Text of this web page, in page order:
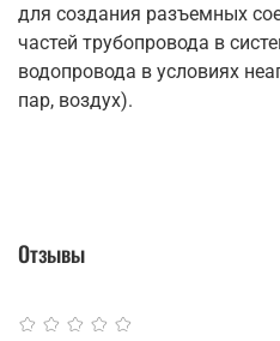
для создания разъемных
частей трубопровода в
водопровода в условиях
пар, воздух).
Отзывы